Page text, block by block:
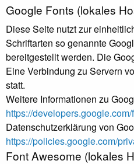
Google Fonts (lokales
Diese Seite nutzt zur
Schriftarten so genannte
bereitgestellt werden. Die
Eine Verbindung zu Servern
statt.
Weitere Informationen zu
https://developers.google.com/
Datenschutzerklärung von
https://policies.google.com/
Font Awesome (lokales